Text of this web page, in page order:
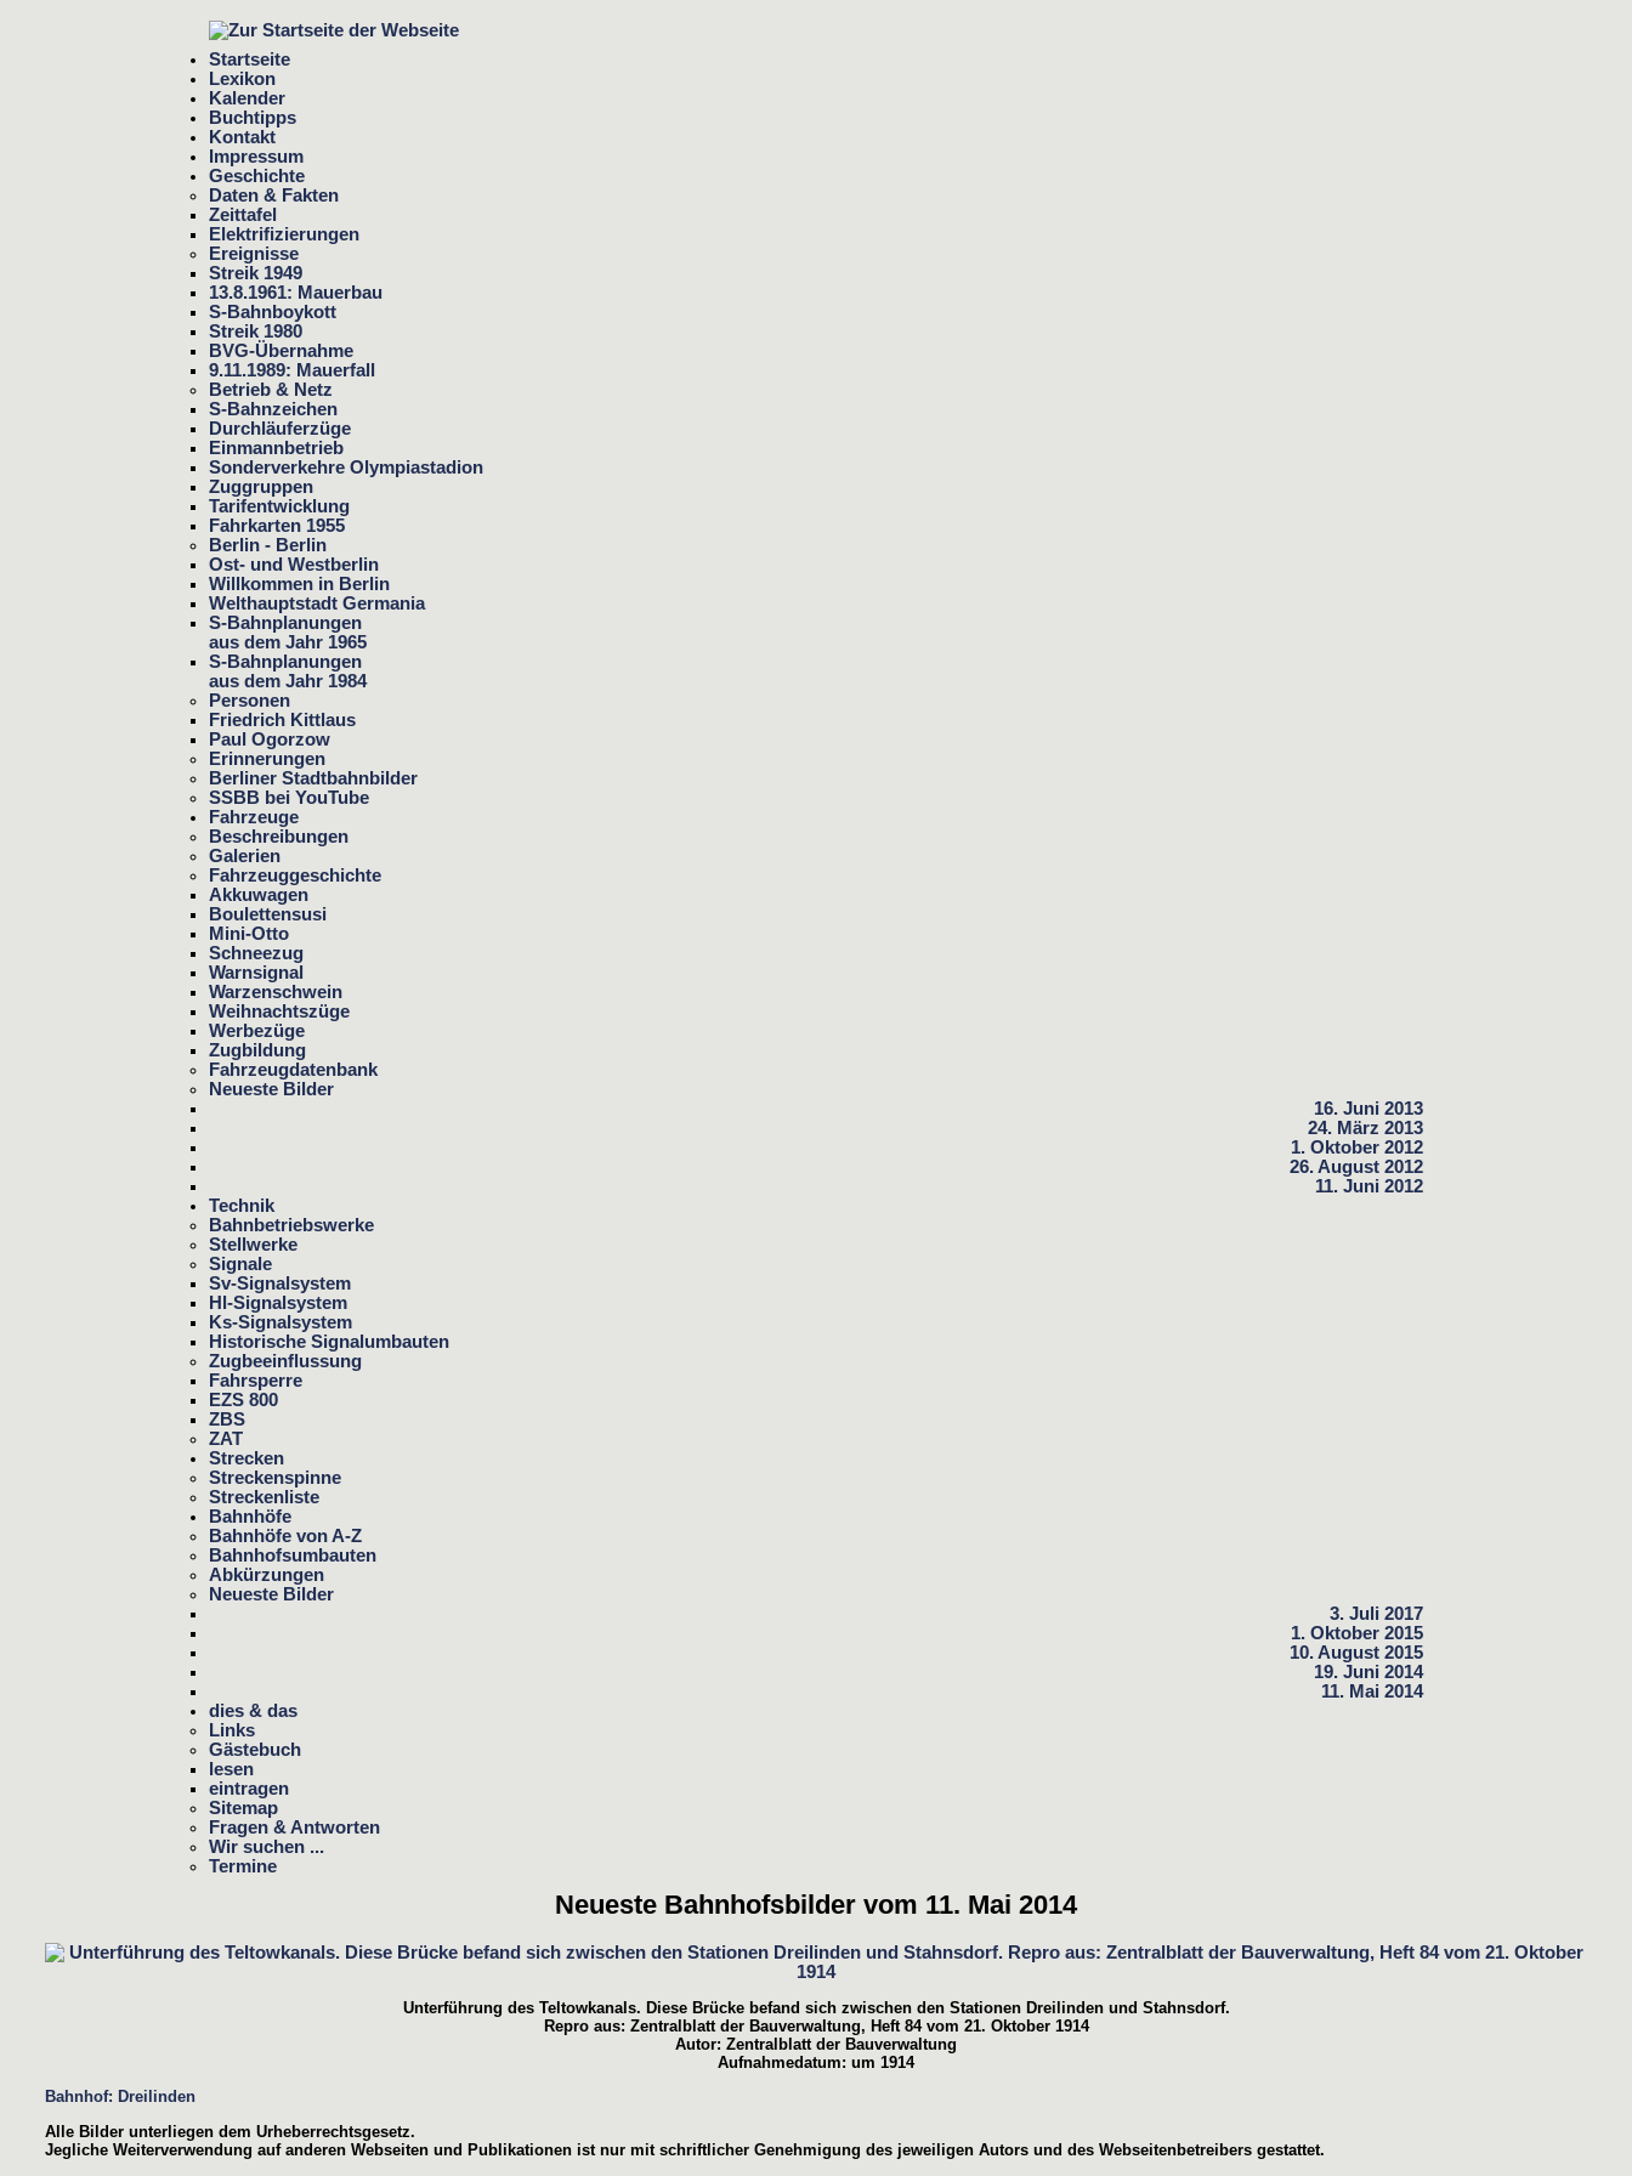
Startseite
Lexikon
Kalender
Buchtipps
Kontakt
Impressum
Geschichte
Daten & Fakten
Zeittafel
Elektrifizierungen
Ereignisse
Streik 1949
13.8.1961: Mauerbau
S-Bahnboykott
Streik 1980
BVG-Übernahme
9.11.1989: Mauerfall
Betrieb & Netz
S-Bahnzeichen
Durchläuferzüge
Einmannbetrieb
Sonderverkehre Olympiastadion
Zuggruppen
Tarifentwicklung
Fahrkarten 1955
Berlin - Berlin
Ost- und Westberlin
Willkommen in Berlin
Welthauptstadt Germania
S-Bahnplanungen
aus dem Jahr 1965
S-Bahnplanungen
aus dem Jahr 1984
Personen
Friedrich Kittlaus
Paul Ogorzow
Erinnerungen
Berliner Stadtbahnbilder
SSBB bei YouTube
Fahrzeuge
Beschreibungen
Galerien
Fahrzeuggeschichte
Akkuwagen
Boulettensusi
Mini-Otto
Schneezug
Warnsignal
Warzenschwein
Weihnachtszüge
Werbezüge
Zugbildung
Fahrzeugdatenbank
Neueste Bilder
16. Juni 2013
24. März 2013
1. Oktober 2012
26. August 2012
11. Juni 2012
Technik
Bahnbetriebswerke
Stellwerke
Signale
Sv-Signalsystem
Hl-Signalsystem
Ks-Signalsystem
Historische Signalumbauten
Zugbeeinflussung
Fahrsperre
EZS 800
ZBS
ZAT
Strecken
Streckenspinne
Streckenliste
Bahnhöfe
Bahnhöfe von A-Z
Bahnhofsumbauten
Abkürzungen
Neueste Bilder
3. Juli 2017
1. Oktober 2015
10. August 2015
19. Juni 2014
11. Mai 2014
dies & das
Links
Gästebuch
lesen
eintragen
Sitemap
Fragen & Antworten
Wir suchen ...
Termine
Neueste Bahnhofsbilder vom 11. Mai 2014
Unterführung des Teltowkanals. Diese Brücke befand sich zwischen den Stationen Dreilinden und Stahnsdorf.
Repro aus: Zentralblatt der Bauverwaltung, Heft 84 vom 21. Oktober 1914
Autor: Zentralblatt der Bauverwaltung
Aufnahmedatum: um 1914
Bahnhof: Dreilinden
Alle Bilder unterliegen dem Urheberrechtsgesetz.
Jegliche Weiterverwendung auf anderen Webseiten und Publikationen ist nur mit schriftlicher Genehmigung des jeweiligen Autors und des Webseitenbetreibers gestattet.